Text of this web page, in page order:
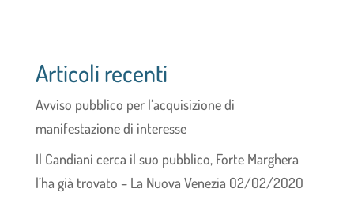
Articoli recenti
Avviso pubblico per l’acquisizione di
manifestazione di interesse
Il Candiani cerca il suo pubblico, Forte Marghera
l’ha già trovato – La Nuova Venezia 02/02/2020